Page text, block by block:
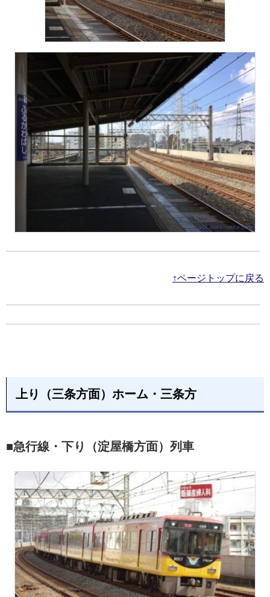
↑ページトップに戻る
上り（三条方面）ホーム・三条方
■急行線・下り（淀屋橋方面）列車